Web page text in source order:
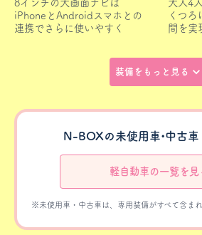
8インチの大画面ナビは
iPhoneとAndroidスマホとの
連携でさらに使いやすく
大人4
くつろ
間を実
装備をもっと見る
N-BOXの未使用車•中古車
軽自動車の一覧を見
※未使用車・中古車は、専用装備がすべて含まれ